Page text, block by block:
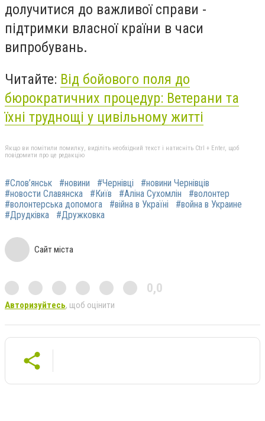
долучитися до важливої справи -
підтримки власної країни в часи
випробувань.
Читайте: Від бойового поля до
бюрократичних процедур: Ветерани та
їхні труднощі у цивільному житті
Якщо ви помітили помилку, виділіть необхідний текст і натисніть Ctrl + Enter, щоб
повідомити про це редакцію
#Слов’янськ #новини #Чернівці
#новини Чернівців
#новости Славянска
#Київ #Аліна Сухомлін
#волонтер
#волонтерська допомога
#війна в Україні
#война в Украине
#Друдківка
#Дружковка
Сайт міста
0,0
Авторизуйтесь, щоб оцінити